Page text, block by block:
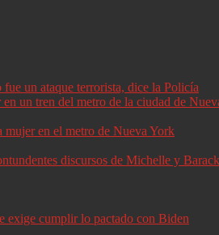
un ataque terrorista, dice la Policía
mujer en el metro de Nueva York
discursos de Michelle y
exige cumplir lo pactado con Biden